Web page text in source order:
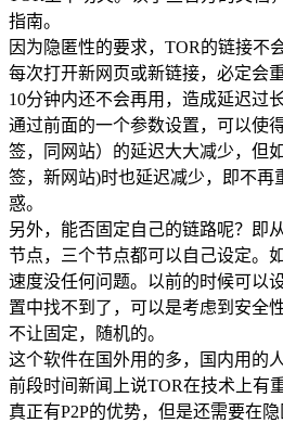
指南。
因为隐匿性的要求，TOR的链接不
每次打开新网页或新链接，必定会
10分钟内还不会再用，造成延迟过长
通过前面的一个参数设置，可以使
签，同网站）的延迟大大减少，但
签，新网站)时也延迟减少，即不再
惑。
另外，能否固定自己的链路呢？即
节点，三个节点都可以自己设定。
速度没任何问题。以前的时候可以
置中找不到了，可以是考虑到安全
不让固定，随机的。
这个软件在国外用的多，国内用的
前段时间新闻上说TOR在技术上有
真正有P2P的优势，但是还需要在